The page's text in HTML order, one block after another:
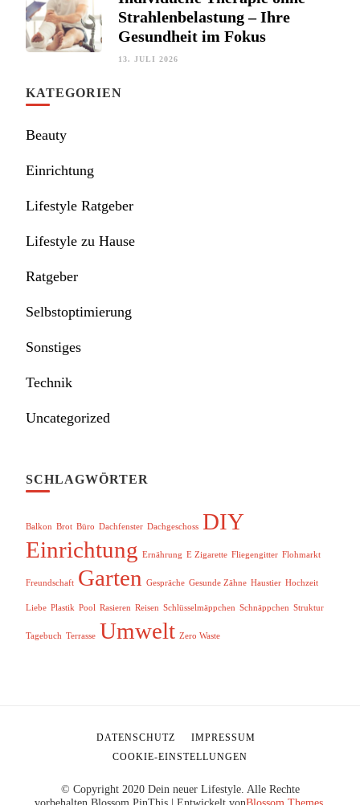
Strahlenbelastung – Ihre
Gesundheit im Fokus
13. JULI 2026
KATEGORIEN
Beauty
Einrichtung
Lifestyle Ratgeber
Lifestyle zu Hause
Ratgeber
Selbstoptimierung
Sonstiges
Technik
Uncategorized
SCHLAGWÖRTER
Balkon Brot Büro Dachfenster Dachgeschoss DIY
Einrichtung Ernährung E Zigarette Fliegengitter Flohmarkt
Freundschaft Garten Gespräche Gesunde Zähne Haustier Hochzeit
Liebe Plastik Pool Rasieren Reisen Schlüsselmäppchen Schnäppchen Struktur
Tagebuch Terrasse Umwelt Zero Waste
© Copyright 2020 Dein neuer Lifestyle. Alle Rechte
DATENSCHUTZ
IMPRESSUM
COOKIE-EINSTELLUNGEN